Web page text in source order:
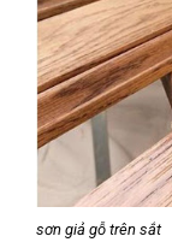
sơn giả gỗ trên sắt